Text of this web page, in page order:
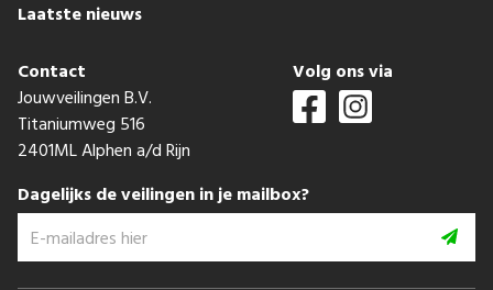
Laatste nieuws
Contact
Jouwveilingen B.V.
Titaniumweg 516
2401ML Alphen a/d Rijn
Volg ons via
Dagelijks de veilingen in je mailbox?